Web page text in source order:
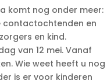
komt nog onder meer:
contactochtenden en
en kind.
van 12 mei. Vanaf
Wie weet heeft u nog
is er voor kinderen